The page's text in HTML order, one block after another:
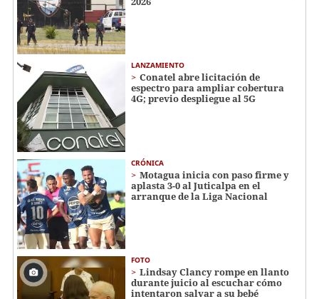
LANZAMIENTO
Conatel abre licitación de
espectro para ampliar cobertura
4G; previo despliegue al 5G
CRÓNICA
Motagua inicia con paso firme y
aplasta 3-0 al Juticalpa en el
arranque de la Liga Nacional
FOTO
Lindsay Clancy rompe en llanto
durante juicio al escuchar cómo
intentaron salvar a su bebé